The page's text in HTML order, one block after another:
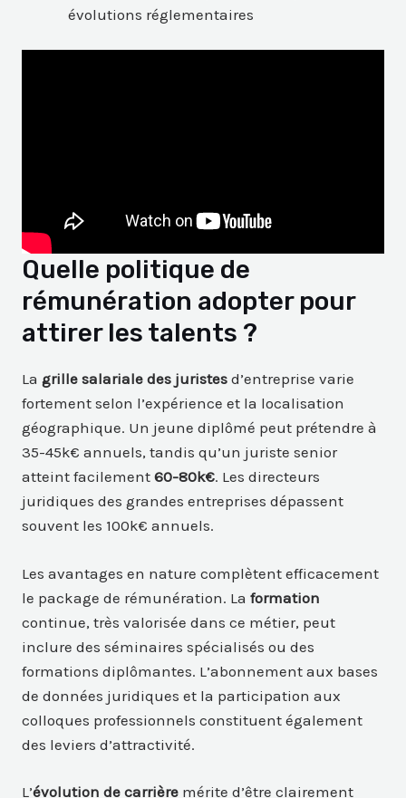
évolutions réglementaires
Quelle politique de
rémunération adopter pour
attirer les talents ?
Lagrille salariale des juristes d’entreprise varie
fortement selon l’expérience et la localisation
géographique. Un jeune diplômé peut prétendre à
35-45k€ annuels, tandis qu’un juriste senior
atteint facilement60-80k€. Les directeurs
juridiques des grandes entreprises dépassent
souvent les 100k€ annuels.
Les avantages en nature complètent efficacement
le package de rémunération. Laformation
continue, très valorisée dans ce métier, peut
inclure des séminaires spécialisés ou des
formations diplômantes. L’abonnement aux bases
de données juridiques et la participation aux
colloques professionnels constituent également
des leviers d’attractivité.
L’évolution de carrière mérite d’être clairement